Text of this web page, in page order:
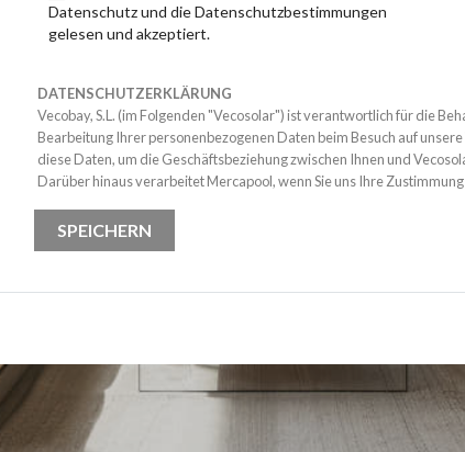
Datenschutz und die Datenschutzbestimmungen
gelesen und akzeptiert.
DATENSCHUTZERKLÄRUNG
Vecobay, S.L. (im Folgenden "Vecosolar") ist verantwortlich für die
Bearbeitung Ihrer personenbezogenen Daten beim Besuch auf
diese Daten, um die Geschäftsbeziehung zwischen Ihnen und
Darüber hinaus verarbeitet Mercapool, wenn Sie uns Ihre
Formular und/oder auf andere Weise zur Verfügung gestellt haben, um
widerrufen. Senden Sie dazu eine E-Mail aninfo@vecosolar.com.
Datenschutzbestimmungen
SPEICHERN